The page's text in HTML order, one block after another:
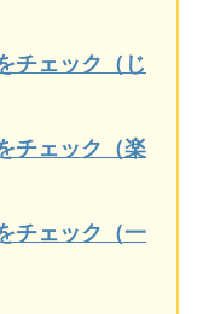
チェック（じ
チェック（楽
チェック（一